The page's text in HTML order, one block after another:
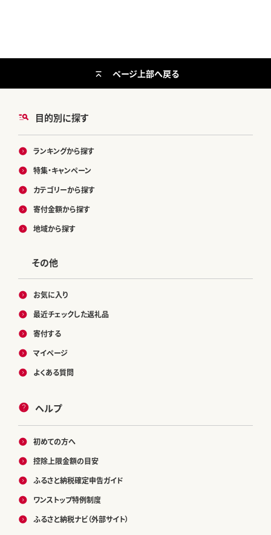
目的別に探す
ランキングから探す
特集・キャンペーン
カテゴリーから探す
寄付金額から探す
地域から探す
その他
お気に入り
最近チェックした返礼品
寄付する
マイページ
よくある質問
ヘルプ
初めての方へ
控除上限金額の目安
ふるさと納税確定申告ガイド
ワンストップ特例制度
ふるさと納税ナビ（外部サイト）
ページ上部へ戻る